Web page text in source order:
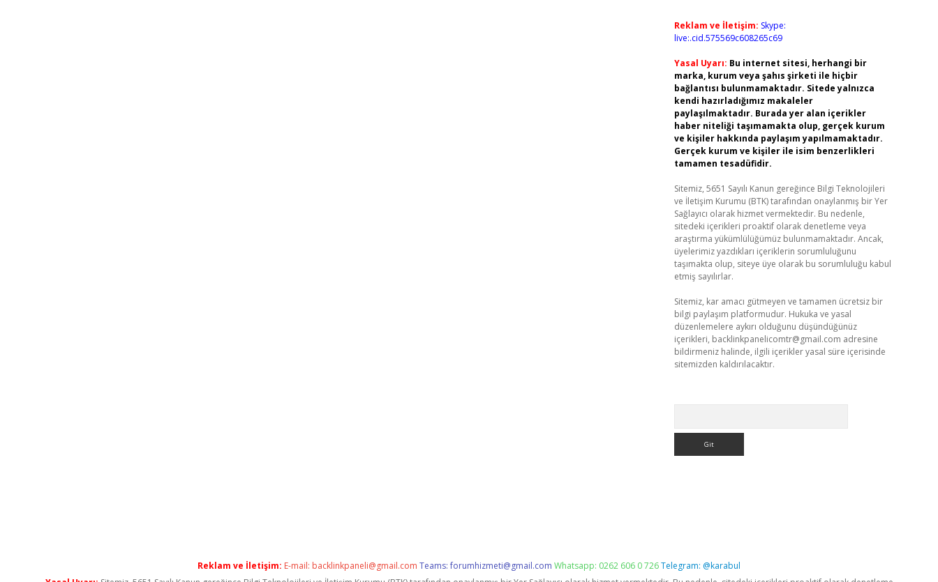
Reklam ve İletişim: Skype:
live:.cid.575569c608265c69
Yasal Uyarı: Bu internet sitesi, herhangi bir
marka, kurum veya şahıs şirketi ile hiçbir
bağlantısı bulunmamaktadır. Sitede yalnızca
kendi hazırladığımız makaleler
paylaşılmaktadır. Burada yer alan içerikler
haber niteliği taşımamakta olup, gerçek kurum
ve kişiler hakkında paylaşım yapılmamaktadır.
Gerçek kurum ve kişiler ile isim benzerlikleri
tamamen tesadüfidir.
Sitemiz, 5651 Sayılı Kanun gereğince Bilgi Teknolojileri
ve İletişim Kurumu (BTK) tarafından onaylanmış bir Yer
Sağlayıcı olarak hizmet vermektedir. Bu nedenle,
sitedeki içerikleri proaktif olarak denetleme veya
araştırma yükümlülüğümüz bulunmamaktadır. Ancak,
üyelerimiz yazdıkları içeriklerin sorumluluğunu
taşımakta olup, siteye üye olarak bu sorumluluğu kabul
etmiş sayılırlar.
Sitemiz, kar amacı gütmeyen ve tamamen ücretsiz bir
bilgi paylaşım platformudur. Hukuka ve yasal
düzenlemelere aykırı olduğunu düşündüğünüz
içerikleri, backlinkpanelicomtr@gmail.com adresine
bildirmeniz halinde, ilgili içerikler yasal süre içerisinde
sitemizden kaldırılacaktır.
Reklam ve İletişim: E-mail: backlinkpaneli@gmail.com Teams:forumhizmeti@gmail.com Whatsapp: 0262 606 0 726Telegram: @karabul